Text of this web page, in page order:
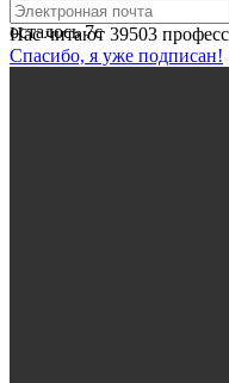
Нас читают 39503
Спасибо, я уже подписан!
осталось7с